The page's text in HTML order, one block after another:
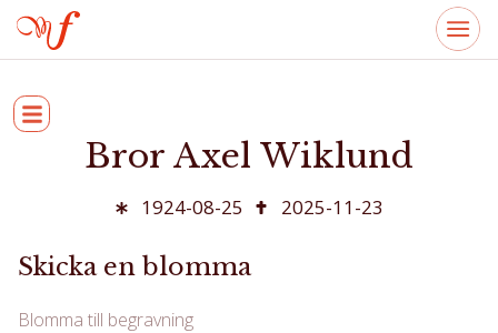
Bror Axel Wiklund
1924-08-25 2025-11-23
Skicka en blomma
Blomma till begravning